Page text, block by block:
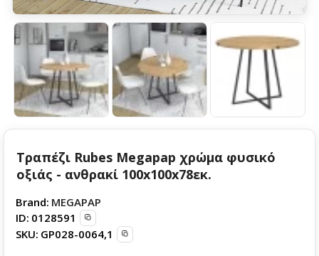
Τραπέζι Rubes Megapap χρώμα φυσικό
οξιάς - ανθρακί 100x100x78εκ.
Brand: MEGAPAP
ID: 0128591
SKU: GP028-0064,1